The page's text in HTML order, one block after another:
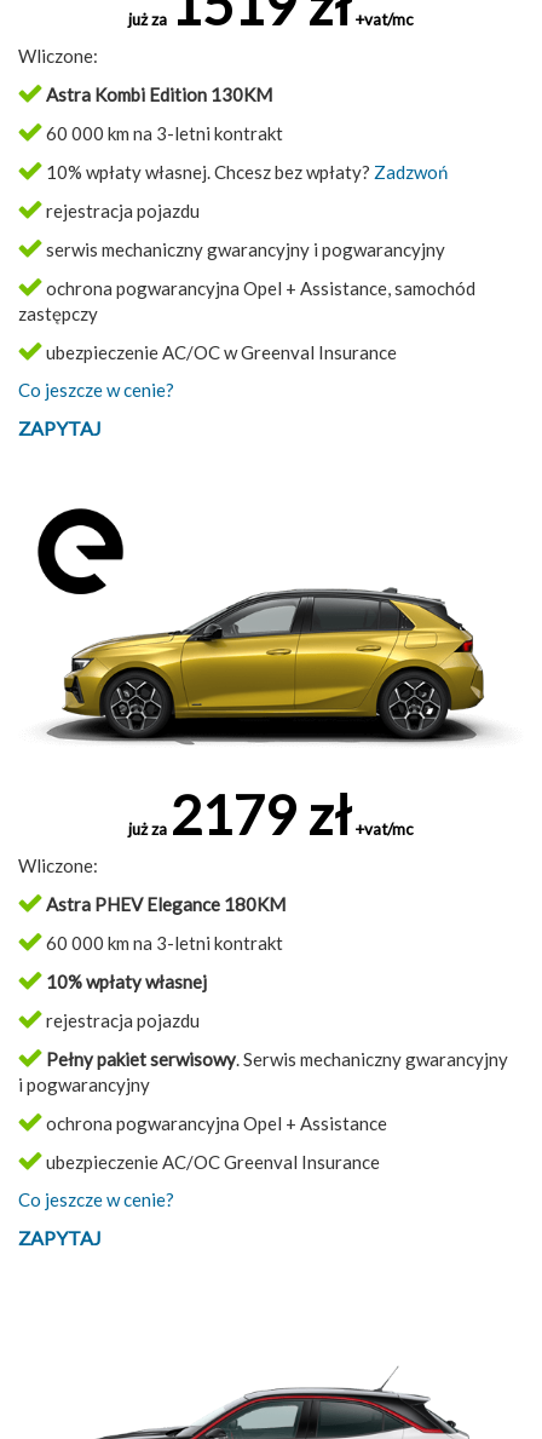
już za +vat/mc
Wliczone:
Astra Kombi Edition 130KM
60 000 km na 3-letni kontrakt
10% wpłaty własnej. Chcesz bez wpłaty? Zadzwoń
rejestracja pojazdu
serwis mechaniczny gwarancyjny i pogwarancyjny
ochrona pogwarancyjna Opel + Assistance, samochód
zastępczy
ubezpieczenie AC/OC w Greenval Insurance
Co jeszcze w cenie?
ZAPYTAJ
już za 2179 zł +vat/mc
Wliczone:
Astra PHEV Elegance 180KM
60 000 km na 3-letni kontrakt
10% wpłaty własnej
rejestracja pojazdu
Pełny pakiet serwisowy. Serwis mechaniczny gwarancyjny
i pogwarancyjny
ochrona pogwarancyjna Opel + Assistance
ubezpieczenie AC/OC Greenval Insurance
Co jeszcze w cenie?
ZAPYTAJ